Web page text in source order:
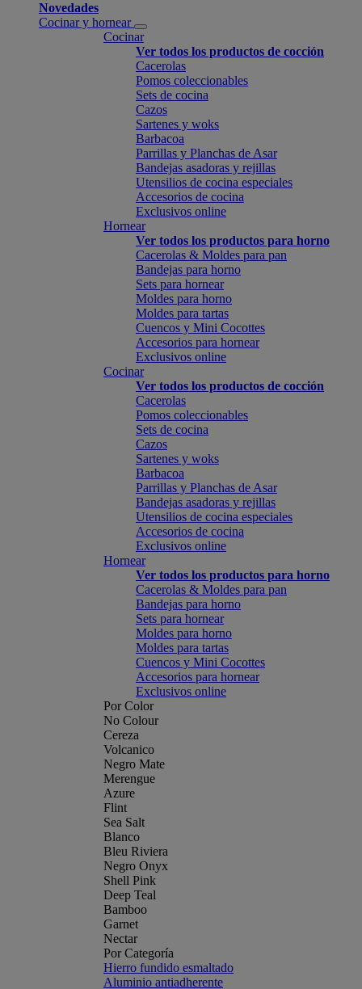
Novedades
Cocinar y hornear
Cocinar
Ver todos los productos de cocción
Cacerolas
Pomos coleccionables
Sets de cocina
Cazos
Sartenes y woks
Barbacoa
Parrillas y Planchas de Asar
Bandejas asadoras y rejillas
Utensilios de cocina especiales
Accesorios de cocina
Exclusivos online
Hornear
Ver todos los productos para horno
Cacerolas & Moldes para pan
Bandejas para horno
Sets para hornear
Moldes para horno
Moldes para tartas
Cuencos y Mini Cocottes
Accesorios para hornear
Exclusivos online
Cocinar
Ver todos los productos de cocción
Cacerolas
Pomos coleccionables
Sets de cocina
Cazos
Sartenes y woks
Barbacoa
Parrillas y Planchas de Asar
Bandejas asadoras y rejillas
Utensilios de cocina especiales
Accesorios de cocina
Exclusivos online
Hornear
Ver todos los productos para horno
Cacerolas & Moldes para pan
Bandejas para horno
Sets para hornear
Moldes para horno
Moldes para tartas
Cuencos y Mini Cocottes
Accesorios para hornear
Exclusivos online
Por Color
No Colour
Cereza
Volcanico
Negro Mate
Merengue
Azure
Flint
Sea Salt
Blanco
Bleu Riviera
Negro Onyx
Shell Pink
Deep Teal
Bamboo
Garnet
Nectar
Por Categoría
Hierro fundido esmaltado
Aluminio antiadherente